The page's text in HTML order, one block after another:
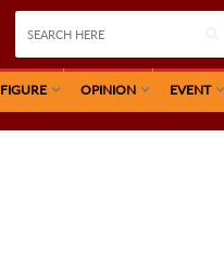
FIGURE OPINION EVENT